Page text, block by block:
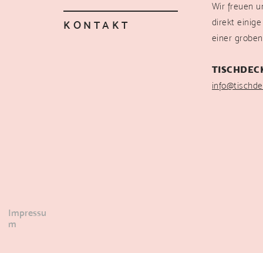
KONTAKT
Wir freuen
direkt
einer
Impressu
m